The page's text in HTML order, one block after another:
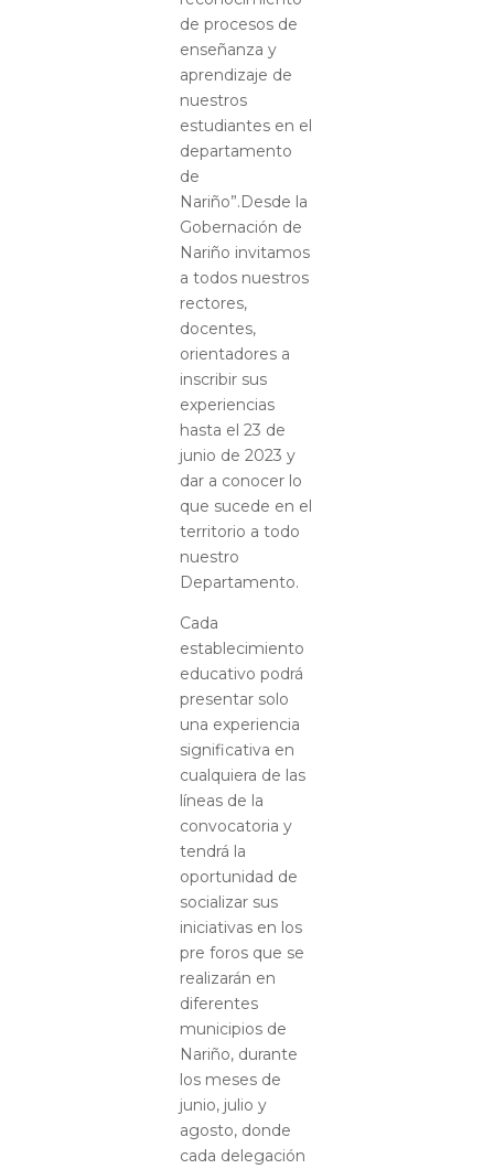
de procesos de
enseñanza y
aprendizaje de
nuestros
estudiantes en el
departamento
de
Nariño”.Desde la
Gobernación de
Nariño invitamos
a todos nuestros
rectores,
docentes,
orientadores a
inscribir sus
experiencias
hasta el 23 de
junio de 2023 y
dar a conocer lo
que sucede en el
territorio a todo
nuestro
Departamento.
Cada
establecimiento
educativo podrá
presentar solo
una experiencia
significativa en
cualquiera de las
líneas de la
convocatoria y
tendrá la
oportunidad de
socializar sus
iniciativas en los
pre foros que se
realizarán en
diferentes
municipios de
Nariño, durante
los meses de
junio, julio y
agosto, donde
cada delegación